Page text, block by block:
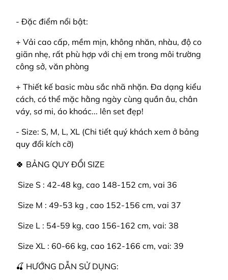
- Đặc điểm nổi bật:
+ Vải cao cấp, mềm mịn, không nhăn, nhàu, độ co
giãn nhẹ, rất phù hợp với chị em trong môi trường
công sở, văn phòng
+ Thiết kế basic màu sắc nhã nhặn. Đa dạng kiểu
cách, có thể mặc hằng ngày cùng quần âu, chân
váy, sơ mi, áo khoác... lên set đẹp!
- Size: S, M, L, XL (Chi tiết quý khách xem ở bảng
quy đổi kích cỡ)
🍀 BẢNG QUY ĐỔI SIZE
️ Size S : 42-48 kg, cao 148-152 cm, vai 36
️ Size M : 49-53 kg , cao 152-156 cm, vai 37
️ Size L : 54-59 kg, cao 156-162 cm, vai: 38
️ Size XL : 60-66 kg, cao 162-166 cm, vai: 39
🍒 HƯỚNG DẪN SỬ DỤNG: